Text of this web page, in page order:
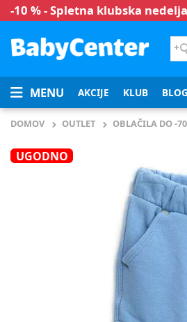
-10 % - Spletna klubska nedelja
...
MENU AKCIJE KLUB BLOG
DOMOV OUTLET OBLAČILA DO -
UGODNO